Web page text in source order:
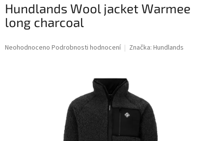
Hundlands Wool jacket Warmee
long charcoal
Průměrné
Neohodnoceno Podrobnosti hodnocení Značka: Hundlands